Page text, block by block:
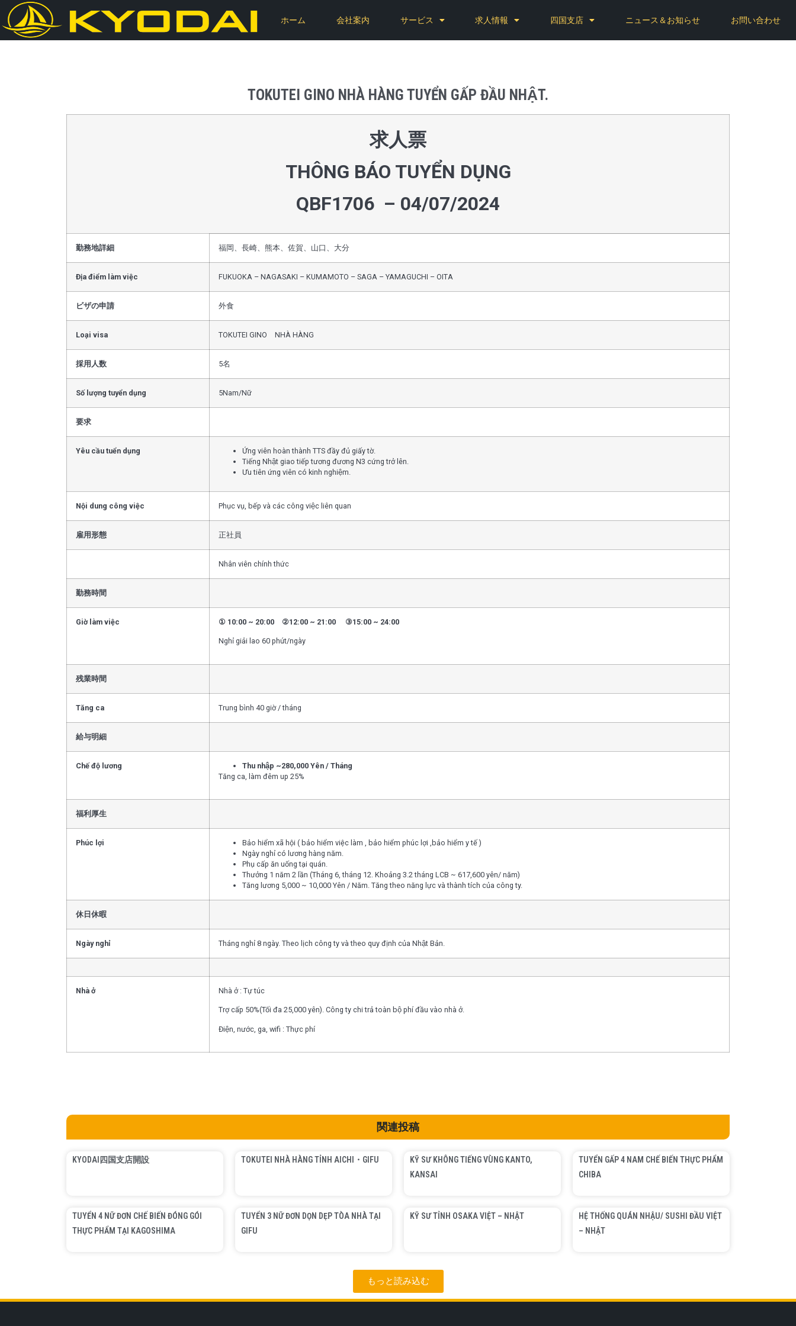
ホーム 会社案内 サービス 求人情報 四国支店 ニュース＆お知らせ お問い合わせ
TOKUTEI GINO NHÀ HÀNG TUYỂN GẤP ĐẦU NHẬT.
求人票
THÔNG BÁO TUYỂN DỤNG
QBF1706 – 04/07/2024
勤務地詳細 福岡、長崎、熊本、佐賀、山口、大分
Địa điểm làm việc FUKUOKA – NAGASAKI – KUMAMOTO – SAGA – YAMAGUCHI – OITA
ビザの申請 外食
Loại visa TOKUTEI GINO NHÀ HÀNG
採用人数 5名
Số lượng tuyển dụng 5Nam/Nữ
要求
Yêu cầu tuển dụng
Ứng viên hoàn thành TTS đầy đủ giấy tờ.
Tiếng Nhật giao tiếp tương đương N3 cứng trở lên.
Ưu tiên ứng viên có kinh nghiệm.
Nội dung công việc Phục vụ, bếp và các công việc liên quan
雇用形態 正社員
Nhân viên chính thức
勤務時間
Giờ làm việc ① 10:00 ~ 20:00 ②12:00 ~ 21:00 ③15:00 ~ 24:00
Nghỉ giải lao 60 phút/ngày
残業時間
Tăng ca Trung bình 40 giờ / tháng
給与明細
Chế độ lương
Thu nhập ~280,000 Yên / Tháng
Tăng ca, làm đêm up 25%
福利厚生
Phúc lợi
Bảo hiểm xã hội ( bảo hiểm việc làm , bảo hiểm phúc lợi ,bảo hiểm y tế )
Ngày nghỉ có lương hàng năm.
Phụ cấp ăn uống tại quán.
Thưởng 1 năm 2 lần (Tháng 6, tháng 12. Khoảng 3.2 tháng LCB ~ 617,600 yên/ năm)
Tăng lương 5,000 ~ 10,000 Yên / Năm. Tăng theo năng lực và thành tích của công ty.
休日休暇
Ngày nghỉ Tháng nghỉ 8 ngày. Theo lịch công ty và theo quy định của Nhật Bản.
Nhà ở Nhà ở : Tự túc
Trợ cấp 50%(Tối đa 25,000 yên). Công ty chi trả toàn bộ phí đầu vào nhà ở.
Điện, nước, ga, wifi : Thực phí
関連投稿
KYODAI四国支店開設 TOKUTEI NHÀ HÀNG TỈNH AICHI・GIFU
KỸ SƯ KHÔNG TIẾNG VÙNG KANTO,
KANSAI
TUYỂN GẤP 4 NAM CHẾ BIẾN THỰC PHẨM
CHIBA
TUYỂN 4 NỮ ĐƠN CHẾ BIẾN ĐÓNG GÓI
THỰC PHẨM TẠI KAGOSHIMA
TUYỂN 3 NỮ ĐƠN DỌN DẸP TÒA NHÀ TẠI
GIFU
KỸ SƯ TỈNH OSAKA VIỆT – NHẬT
HỆ THỐNG QUÁN NHẬU/ SUSHI ĐẦU VIỆT
– NHẬT
もっと読み込む